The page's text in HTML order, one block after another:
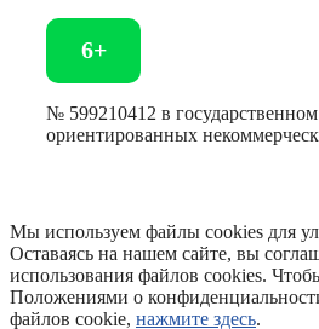
6+
№ 599210412 в
ориентированных
Мы используем файлы cookies для
Оставаясь на нашем сайте, вы
использования файлов cookies.
Положениями о
файлов cookie, нажмите здесь.